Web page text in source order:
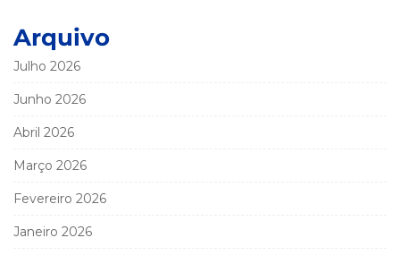
Arquivo
Julho 2026
Junho 2026
Abril 2026
Março 2026
Fevereiro 2026
Janeiro 2026